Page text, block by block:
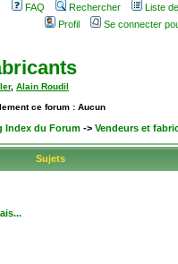
FAQ Rechercher
Liste
Profil
Se connecter
, Alain Roudil
ce forum : Aucun
Index du Forum -> Vendeurs et
Sujets